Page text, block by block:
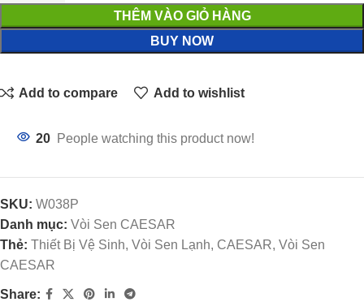
THÊM VÀO GIỎ HÀNG
BUY NOW
Add to compare Add to wishlist
20 People watching this product now!
SKU: W038P
Danh mục: Vòi Sen CAESAR
Thẻ: Thiết Bị Vệ Sinh, Vòi Sen Lạnh, CAESAR, Vòi Sen
CAESAR
Share: